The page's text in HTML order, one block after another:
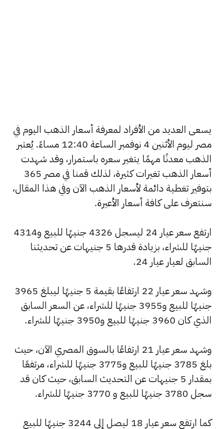
يسعى العديد من الأفراد لمعرفة أسعار الذهب اليوم في
مصر ليوم الأثنين 4 نوفمبر الساعة 12:40 مساءً. يُعتبر
الذهب معدنًا مهمًا يتغير سعره باستمرار، وقد شهدت
أسعار الذهب تغيرات كثيرة، لذلك قمنا في مصر 365
بتوفير تغطية دائمة لأسعار الذهب الآن وفي هذا المقال،
سنتعرف على كافة أسعار الأعيرة.
ارتفع سعر عيار 24 ليسجل 4326 جنيهًا للبيع و4314
جنيهًا للشراء، بزيادة قدرها 5 جنيهات عن تحديثنا
السابق لعيار عيار 24.
وشهد سعر عيار 22 ارتفاعًا بقيمة 5 جنيهًا ليبلغ 3965
جنيهًا للبيع و3955 جنيهًا للشراء، عن السعر السابق
الذي كان 3960 جنيهًا للبيع و3950 جنيهًا للشراء.
وشهد سعر عيار 21 ارتفاعًا بالسوق المصري الآن، حيث
بلغ 3785 جنيهًا للبيع و3775 جنيهًا للشراء، مرتفعًا
بمقدار 5 جنيهات عن التحديث السابق، حيث كان قد
سجل 3780 جنيهًا للبيع و 3770 جنيهًا للشراء.
كما ارتفع سعر عيار 18 ليصل إلى 3244 جنيهًا للبيع